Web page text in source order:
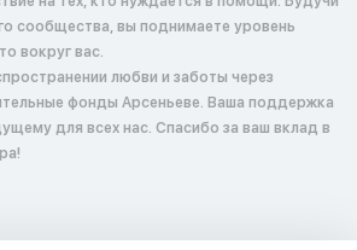
сообщества, вы поднимаете уровень
вокруг вас.
любви и заботы через
фонды Арсеньеве. Ваша поддержка
для всех нас. Спасибо за ваш вклад в